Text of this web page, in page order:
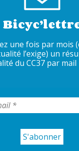
une fois par mois
l’exige) un
du CC37 par mail